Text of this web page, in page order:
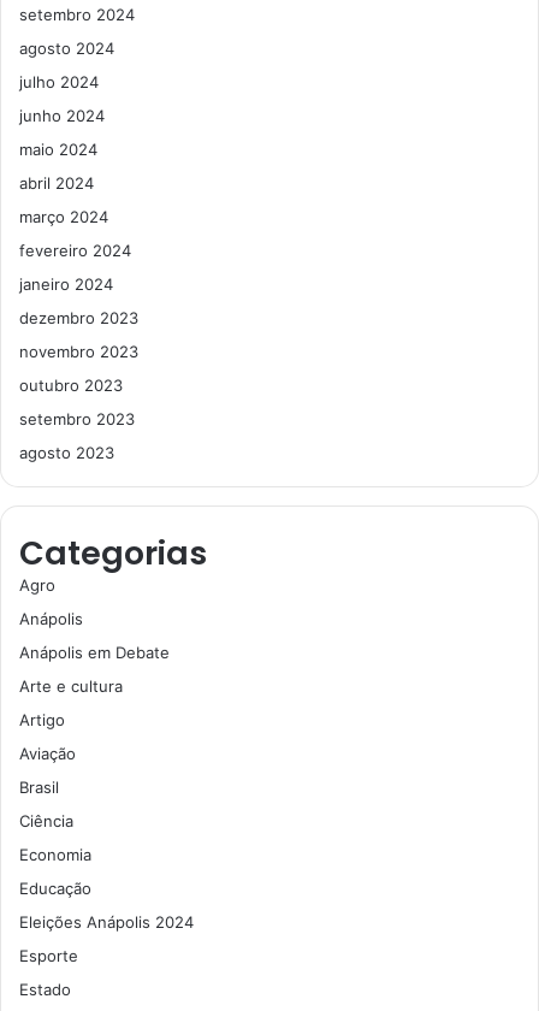
setembro 2024
agosto 2024
julho 2024
junho 2024
maio 2024
abril 2024
março 2024
fevereiro 2024
janeiro 2024
dezembro 2023
novembro 2023
outubro 2023
setembro 2023
agosto 2023
Categorias
Agro
Anápolis
Anápolis em Debate
Arte e cultura
Artigo
Aviação
Brasil
Ciência
Economia
Educação
Eleições Anápolis 2024
Esporte
Estado